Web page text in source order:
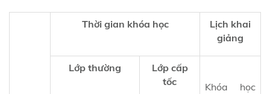
Thời gian khóa học
Lịch khai
giảng
Lớp thường
Lớp cấp
tốc
Khóa học